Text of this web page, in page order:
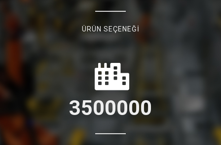
ÜRÜN SEÇENEĞİ
3500000